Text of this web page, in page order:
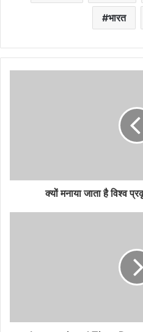
भारत
क्यों मनाया जाता है विश्व